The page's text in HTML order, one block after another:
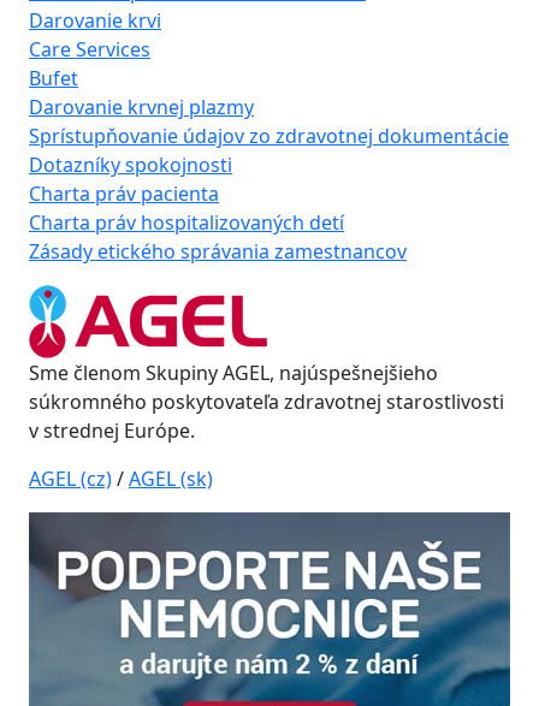
Darovanie krvi
Care Services
Bufet
Darovanie krvnej plazmy
Sprístupňovanie údajov zo zdravotnej dokumentácie
Dotazníky spokojnosti
Charta práv pacienta
Charta práv hospitalizovaných detí
Zásady etického správania zamestnancov
Sme členom Skupiny AGEL, najúspešnejšieho
súkromného poskytovateľa zdravotnej starostlivosti
v strednej Európe.
AGEL (cz)/AGEL (sk)